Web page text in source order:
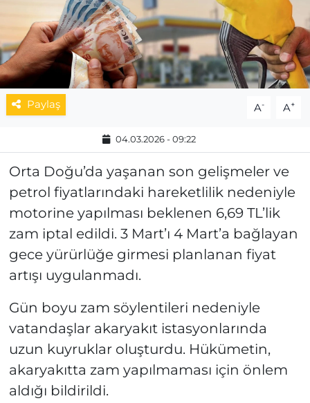
Paylaş A- A+
04.03.2026 - 09:22
Orta Doğu’da yaşanan son gelişmeler ve
petrol fiyatlarındaki hareketlilik nedeniyle
motorine yapılması beklenen 6,69 TL’lik
zam iptal edildi. 3 Mart’ı 4 Mart’a bağlayan
gece yürürlüğe girmesi planlanan fiyat
artışı uygulanmadı.
Gün boyu zam söylentileri nedeniyle
vatandaşlar akaryakıt istasyonlarında
uzun kuyruklar oluşturdu. Hükümetin,
akaryakıtta zam yapılmaması için önlem
aldığı bildirildi.
ESKİŞEHİRSPOR